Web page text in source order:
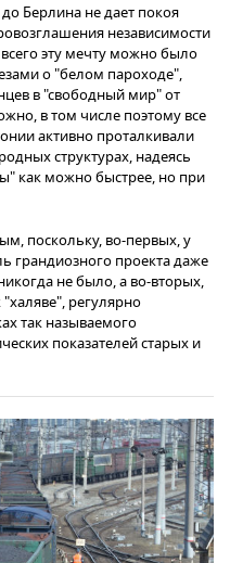
Берлина не дает покоя
независимости
эту мечту можно было
о "белом пароходе",
в "свободный мир" от
в том числе поэтому все
активно проталкивали
структурах, надеясь
как можно быстрее, но при
поскольку, во-первых, у
грандиозного проекта даже
не было, а во-вторых,
регулярно
так называемого
показателей старых и